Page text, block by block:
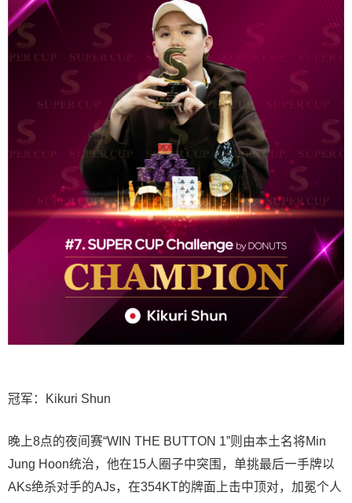
冠军：Kikuri Shun
晚上8点的夜间赛“WIN THE BUTTON 1”则由本土名将Min
Jung Hoon统治，他在15人圈子中突围，单挑最后一手牌以
AKs绝杀对手的AJs，在354KT的牌面上击中顶对，加冕个人